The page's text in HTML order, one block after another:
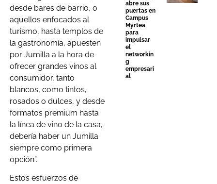
desde bares de barrio, o
aquellos enfocados al
turismo, hasta templos de
la gastronomía, apuesten
por Jumilla a la hora de
ofrecer grandes vinos al
consumidor, tanto
blancos, como tintos,
rosados o dulces, y desde
formatos premium hasta
la línea de vino de la casa,
debería haber un Jumilla
siempre como primera
opción”.
Estos esfuerzos de
abre sus
puertas en
Campus
Myrtea
para
impulsar
el
networkin
g
empresari
al